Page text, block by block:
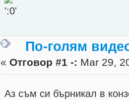
По-голям
« Отговор #1 -: Mar 29,
Аз съм си бърникал в